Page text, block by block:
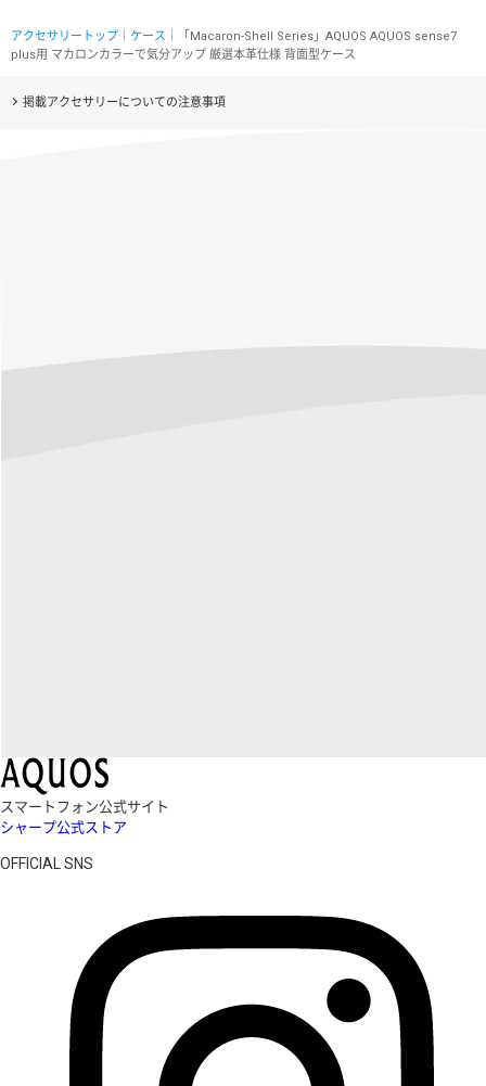
アクセサリートップ ケース ｜「Macaron-Shell Series」AQUOS AQUOS sense7
plus用 マカロンカラーで気分アップ 厳選本革仕様 背面型ケース
掲載アクセサリーについての注意事項
スマートフォン公式サイト
シャープ公式ストア
OFFICIAL SNS